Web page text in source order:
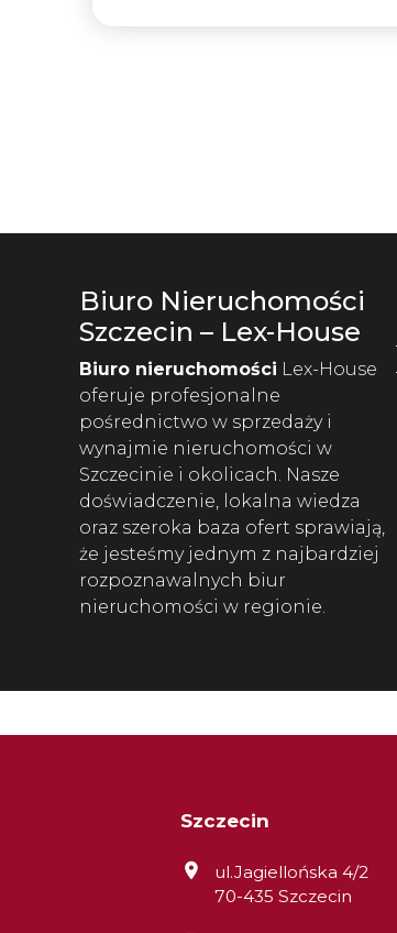
Biuro Nieruchomości
Szczecin – Lex-House
Biuro nieruchomości Lex-House
oferuje profesjonalne
pośrednictwo w sprzedaży i
wynajmie nieruchomości w
Szczecinie i okolicach. Nasze
doświadczenie, lokalna wiedza
oraz szeroka baza ofert sprawiają,
że jesteśmy jednym z najbardziej
rozpoznawalnych biur
nieruchomości w regionie.
Szczecin
ul.Jagiellońska 4/2
70-435 Szczecin